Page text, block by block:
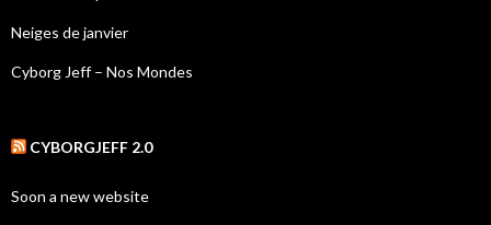
Neiges de janvier
Cyborg Jeff – Nos Mondes
CYBORGJEFF 2.0
Soon a new website